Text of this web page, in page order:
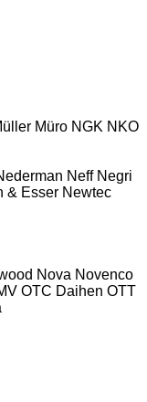
Müro NGK NKO
Neff Negri
& Esser Newtec
Nova Novenco
OTC Daihen OTT